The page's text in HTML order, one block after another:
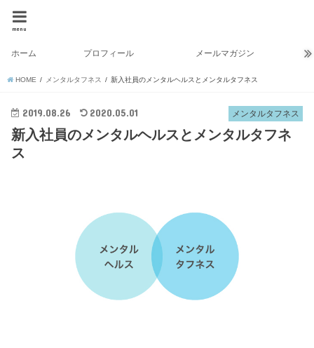
menu
ホーム プロフィール メールマガジン
HOME メンタルタフネス 新入社員のメンタルヘルスとメンタルタフネス
メンタルタフネス
2019.08.26 2020.05.01
新入社員のメンタルヘルスとメンタルタフネ
ス